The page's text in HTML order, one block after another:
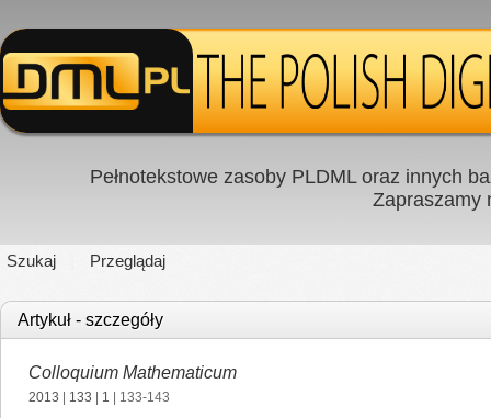
Pełnotekstowe zasoby PLDML oraz innych
Zapraszamy
Szukaj Przeglądaj
Artykuł - szczegóły
Colloquium Mathematicum
2013 133 1 | 133-143